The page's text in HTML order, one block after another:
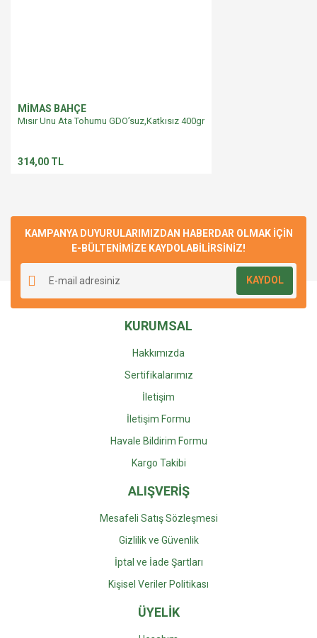
MİMAS BAHÇE
Mısır Unu Ata Tohumu GDO’suz,Katkısız 400gr
314,00 TL
KAMPANYA DUYURULARIMIZDAN HABERDAR OLMAK İÇİN
E-BÜLTENİMİZE KAYDOLABİLİRSİNİZ!
KAYDOL
KURUMSAL
Hakkımızda
Sertifikalarımız
İletişim
İletişim Formu
Havale Bildirim Formu
Kargo Takibi
ALIŞVERİŞ
Mesafeli Satış Sözleşmesi
Gizlilik ve Güvenlik
İptal ve İade Şartları
Kişisel Veriler Politikası
ÜYELİK